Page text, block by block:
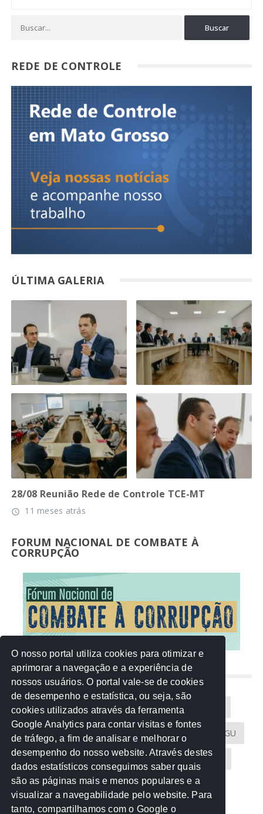
REDE DE CONTROLE
ÚLTIMA GALERIA
28/08 Reunião Rede de Controle TCE-MT
access_time 11 meses atrás
FORUM NACIONAL DE COMBATE À
CORRUPÇÃO
NUVEM DE TAGS
Acontece na Rede AGU AMM
Atricon Audicom CAU-MT CGU
CREA-MT Eventos MPC-MT MPE-MT
MPF Notícias PF PGE-MT PGR
Receita Federal Sem categoria
O nosso portal utiliza cookies para otimizar e
aprimorar a navegação e a experiência de
nossos usuários. O portal vale-se de cookies
de desempenho e estatística, ou seja, são
cookies utilizados através da ferramenta
Google Analytics para contar visitas e fontes
de tráfego, a fim de analisar e melhorar o
desempenho do nosso website. Através destes
dados estatísticos conseguimos saber quais
são as páginas mais e menos populares e a
visualizar a navegabilidade pelo website. Para
tanto, compartilhamos com o Google o